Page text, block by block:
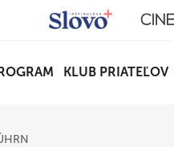
KLUB PRIATEĽOV